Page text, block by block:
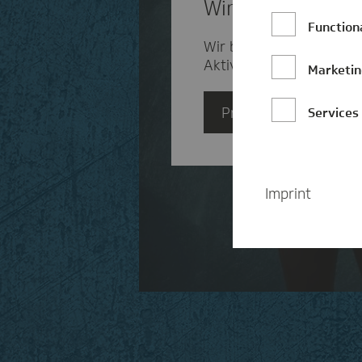
Wir brauchen Ihr
Wir benutzen
Aktivitäten sammeln.
Privatsphäre Services
Imprint